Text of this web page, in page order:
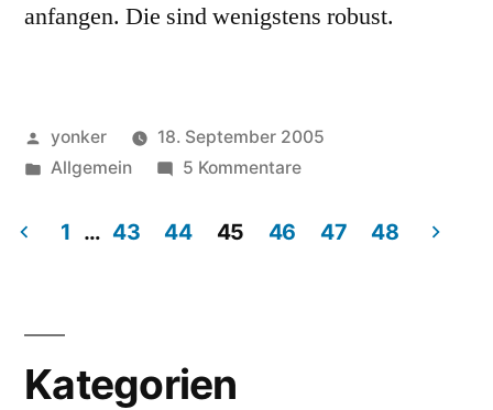
anfangen. Die sind wenigstens robust.
Veröffentlicht
von
yonker
18. September 2005
Veröffentlicht
Allgemein 5 Kommentarezu
der
Beiträge
1 … 43 44 45 46 47 48
Kategorien